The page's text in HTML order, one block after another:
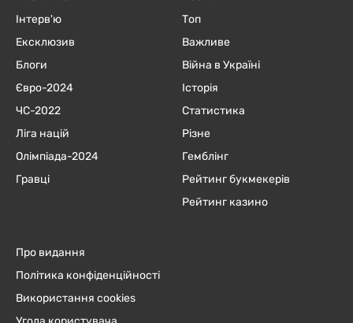
Інтерв'ю
Ексклюзив
Блоги
Євро-2024
ЧC-2022
Ліга націй
Олімпіада-2024
Гравці
Топ
Важливе
Війна в Україні
Історія
Статистика
Різне
Гемблінг
Рейтинг букмекерів
Рейтинг казино
Про видання
Політика конфіденційності
Використання cookies